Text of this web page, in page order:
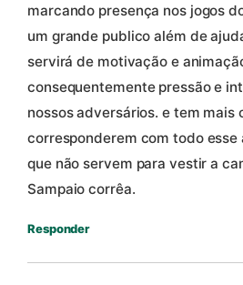
marcando presença nos jogos
um grande publico além de
servirá de motivação e
consequentemente pressão e
nossos adversários. e tem mais
corresponderem com todo
que não servem para vestir a
Sampaio corrêa.
Responder